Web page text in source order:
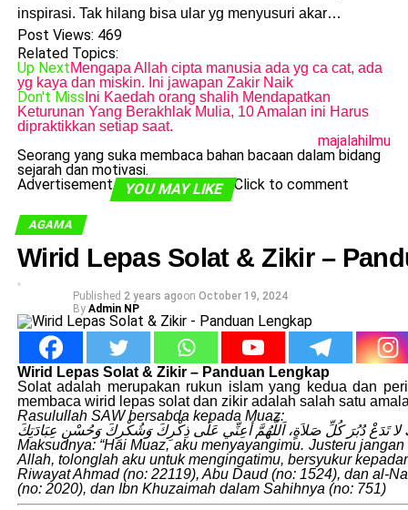
inspirasi. Tak hilang bisa ular yg menyusuri akar…
Post Views: 469
Related Topics:
Up NextMengapa Allah cipta manusia ada yg ca cat, ada
yg kaya dan miskin. Ini jawapan Zakir Naik
Don't Miss Ini Kaedah orang shalih Mendapatkan
Keturunan Yang Berakhlak Mulia, 10 Amalan ini Harus
dipraktikkan setiap saat.
majalahilmu
Seorang yang suka membaca bahan bacaan dalam bidang
sejarah dan motivasi.
Advertisement
YOU MAY LIKE Click to comment
AGAMA
Wirid Lepas Solat & Zikir –
Published 2 years agoon October 19, 2024
By Admin NP
Wirid Lepas Solat & Zikir – Panduan Lengkap
Solat adalah merupakan rukun islam yang kedua dan
membaca wirid lepas solat dan zikir adalah salah satu
Rasulullah SAW bersabda kepada Muaz:
لا تَدَعْ دُبُرَ كُلِّ صَلاَةٍ، اَللَّهُمَّ أعِنِّي عَلَى ذِكْرِكَ وَشُكْرِكَ وَحُسْنِ عِبَادَتِكَ
Maksudnya: “Hai Muaz, aku menyayangimu. Justeru
Allah, tolonglah aku untuk mengingatimu, bersyukur
Riwayat Ahmad (no: 22119), Abu Daud (no: 1524), dan al-
(no: 2020), dan Ibn Khuzaimah dalam Sahihnya (no: 751)